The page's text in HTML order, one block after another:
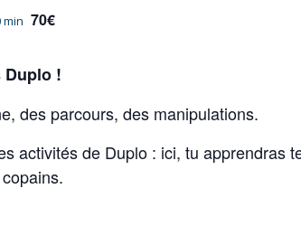
min 70€
Duplo !
des parcours, des manipulations.
activités de Duplo : ici, tu apprendras